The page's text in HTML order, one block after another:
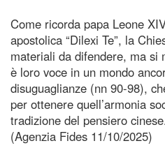
Come ricorda papa Leone
apostolica “Dilexi Te”, la
materiali da difendere, ma si
è loro voce in un mondo
disuguaglianze (nn 90-98),
per ottenere quell’armonia
tradizione del pensiero
(Agenzia Fides 11/10/2025)